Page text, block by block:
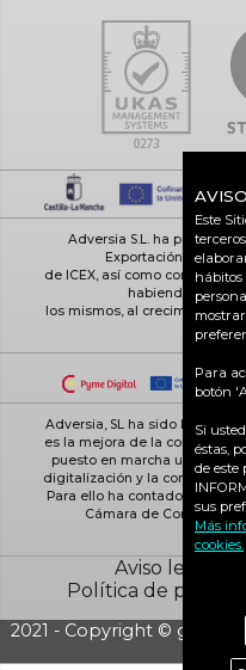
Adversia S.L. ha
Exportación ICEX-
de ICEX, así como con la
habiendo
los mismos, al crecimiento
de
Adversia, SL ha sido
es la mejora de la
puesto en marcha un Plan
digitalización y la
Para ello ha contado con el
Cámara de Comercio
Aviso legal
Política de
2021 - Copyright © grupo
Este
hábitos
Para
botón
Si
éstas,
de este
sus
Más
cookies.